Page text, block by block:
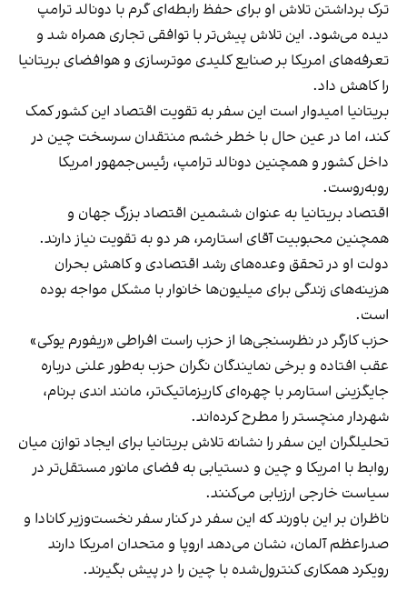
ترک برداشتن تلاش او برای حفظ رابطه‌ای گرم با دونالد ترامپ
دیده می‌شود. این تلاش پیش‌تر با توافقی تجاری همراه شد و
تعرفه‌های امریکا بر صنایع کلیدی موترسازی و هوافضای بریتانیا
را کاهش داد.
بریتانیا امیدوار است این سفر به تقویت اقتصاد این کشور کمک
کند، اما در عین حال با خطر خشم منتقدان سرسخت چین در
داخل کشور و همچنین دونالد ترامپ، رئیس‌جمهور امریکا
روبه‌روست.
اقتصاد بریتانیا به عنوان ششمین اقتصاد بزرگ جهان و
همچنین محبوبیت آقای استارمر، هر دو به تقویت نیاز دارند.
دولت او در تحقق وعده‌های رشد اقتصادی و کاهش بحران
هزینه‌های زندگی برای میلیون‌ها خانوار با مشکل مواجه بوده
است.
حزب کارگر در نظرسنجی‌ها از حزب راست افراطی «ریفورم یوکی»
عقب افتاده و برخی نمایندگان نگران حزب به‌طور علنی درباره
جایگزینی استارمر با چهره‌ای کاریزماتیک‌تر، مانند اندی برنام،
شهردار منچستر را مطرح کرده‌اند.
تحلیلگران این سفر را نشانه تلاش بریتانیا برای ایجاد توازن میان
روابط با امریکا و چین و دستیابی به فضای مانور مستقل‌تر در
سیاست خارجی ارزیابی می‌کنند.
ناظران بر این باورند که این سفر در کنار سفر نخست‌وزیر کانادا و
صدراعظم آلمان، نشان می‌دهد اروپا و متحدان امریکا دارند
رویکرد همکاری کنترول‌شده با چین را در پیش بگیرند.